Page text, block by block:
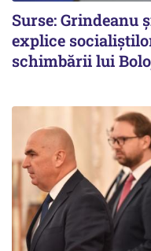
Surse: Grindeanu
explice
schimbării lui